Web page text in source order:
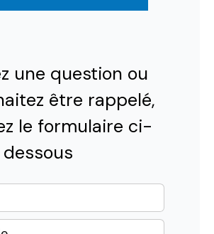
une question ou
être rappelé,
le formulaire ci-
dessous